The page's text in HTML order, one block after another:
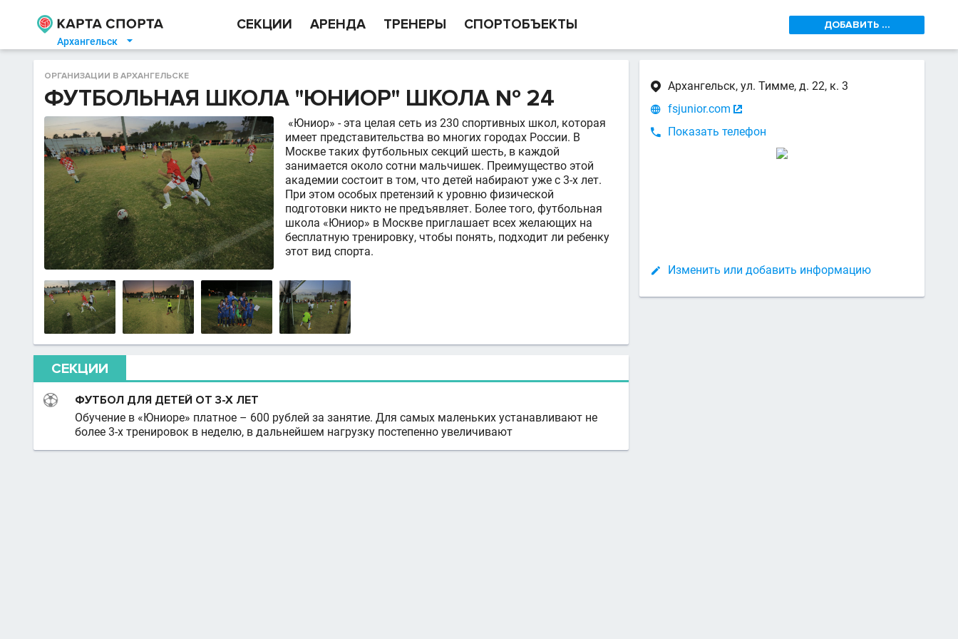
Архангельск 
СЕКЦИИ АРЕНДА ТРЕНЕРЫ СПОРТОБЪЕКТЫ ДОБАВИТЬ ...
ОРГАНИЗАЦИИ В АРХАНГЕЛЬСКЕ
ФУТБОЛЬНАЯ ШКОЛА "ЮНИОР" ШКОЛА № 24
«Юниор» - эта целая сеть из 230 спортивных школ, которая
имеет представительства во многих городах России. В
Москве таких футбольных секций шесть, в каждой
занимается около сотни мальчишек. Преимущество этой
академии состоит в том, что детей набирают уже с 3-х лет.
При этом особых претензий к уровню физической
подготовки никто не предъявляет. Более того, футбольная
школа «Юниор» в Москве приглашает всех желающих на
бесплатную тренировку, чтобы понять, подходит ли ребенку
этот вид спорта.
СЕКЦИИ
ФУТБОЛ ДЛЯ ДЕТЕЙ ОТ 3-Х ЛЕТ
Обучение в «Юниоре» платное – 600 рублей за занятие. Для самых маленьких устанавливают не
более 3-х тренировок в неделю, в дальнейшем нагрузку постепенно увеличивают
 Архангельск, ул. Тимме, д. 22, к. 3
 fsjunior.com 

Показать телефон
 Изменить или добавить информацию